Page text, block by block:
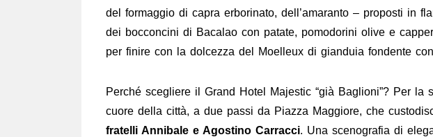
del formaggio di capra erborinato, dell’amaranto – proposti in
dei bocconcini di Bacalao con patate, pomodorini olive e
per finire con la dolcezza del Moelleux di gianduia fondente
Perché scegliere il Grand Hotel Majestic “già Baglioni”? Per la
cuore della città, a due passi da Piazza Maggiore, che
fratelli Annibale e Agostino Carracci. Una scenografia di